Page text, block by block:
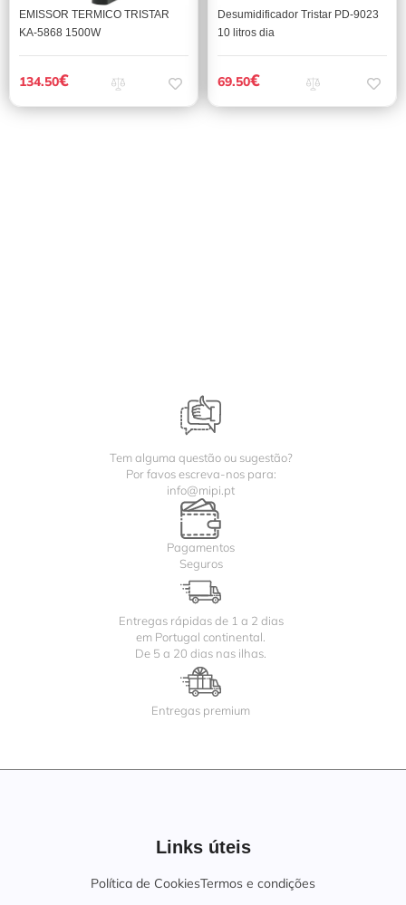
EMISSOR TERMICO TRISTAR
KA-5868 1500W
134.50€
Desumidificador Tristar PD-9023
10 litros dia
69.50€
Tem alguma questão ou sugestão?
Por favos escreva-nos para:
info@mipi.pt
Pagamentos
Seguros
Entregas rápidas de 1 a 2 dias
em Portugal continental.
De 5 a 20 dias nas ilhas.
Entregas premium
Links úteis
Política de CookiesTermos e condições